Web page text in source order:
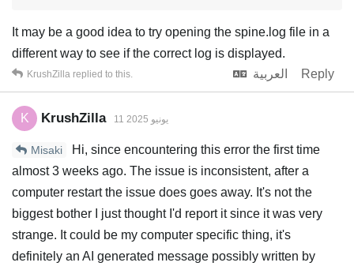
It may be a good idea to try opening the spine.log file in a
different way to see if the correct log is displayed.
العربية
Reply
KrushZilla replied to this.
K KrushZilla 11 يونيو 2025
Misaki
Hi, since encountering this error the first time
almost 3 weeks ago. The issue is inconsistent, after a
computer restart the issue does goes away. It's not the
biggest bother I just thought I'd report it since it was very
strange. It could be my computer specific thing, it's
definitely an AI generated message possibly written by